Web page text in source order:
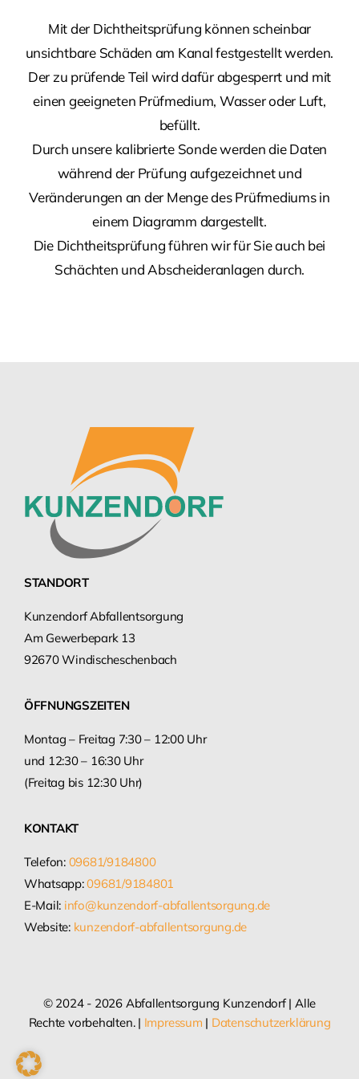
Mit der Dichtheitsprüfung können scheinbar
unsichtbare Schäden am Kanal festgestellt werden.
Der zu prüfende Teil wird dafür abgesperrt und mit
einen geeigneten Prüfmedium, Wasser oder Luft,
befüllt.
Durch unsere kalibrierte Sonde werden die Daten
während der Prüfung aufgezeichnet und
Veränderungen an der Menge des Prüfmediums in
einem Diagramm dargestellt.
Die Dichtheitsprüfung führen wir für Sie auch bei
Schächten und Abscheideranlagen durch.
STANDORT
Kunzendorf Abfallentsorgung
Am Gewerbepark 13
92670 Windischeschenbach
ÖFFNUNGSZEITEN
Montag – Freitag 7:30 – 12:00 Uhr
und 12:30 – 16:30 Uhr
(Freitag bis 12:30 Uhr)
KONTAKT
Telefon: 09681/9184800
Whatsapp:09681/9184801
E-Mail: info@kunzendorf-abfallentsorgung.de
Website: kunzendorf-abfallentsorgung.de
© 2024 - 2026 Abfallentsorgung Kunzendorf | Alle
Rechte vorbehalten. | Impressum | Datenschutzerklärung